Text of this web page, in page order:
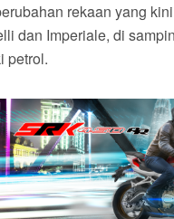
rekaan yang
dan Imperiale, di
petrol.